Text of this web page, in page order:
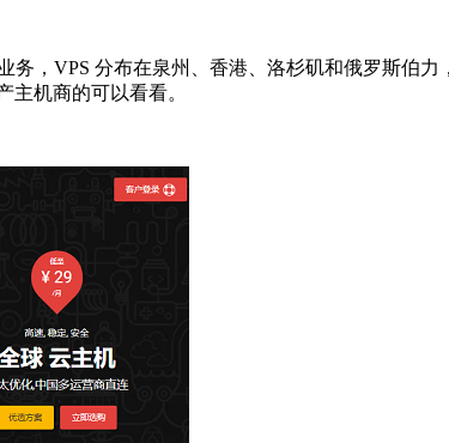
务，VPS 分布在泉州、香港、洛杉矶和俄罗斯伯
主机商的可以看看。